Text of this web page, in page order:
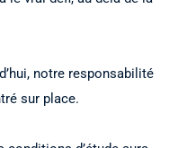
notre responsabilité
sur place.